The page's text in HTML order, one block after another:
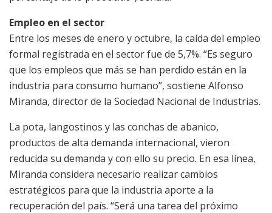
Empleo en el sector
Entre los meses de enero y octubre, la caída del empleo
formal registrada en el sector fue de 5,7%. “Es seguro
que los empleos que más se han perdido están en la
industria para consumo humano”, sostiene Alfonso
Miranda, director de la Sociedad Nacional de Industrias.
La pota, langostinos y las conchas de abanico,
productos de alta demanda internacional, vieron
reducida su demanda y con ello su precio. En esa línea,
Miranda considera necesario realizar cambios
estratégicos para que la industria aporte a la
recuperación del país. “Será una tarea del próximo